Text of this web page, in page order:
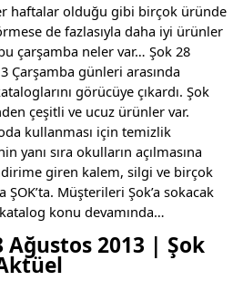
haftalar olduğu gibi birçok üründe
de fazlasıyla daha iyi ürünler
çarşamba neler var… Şok 28
Çarşamba günleri arasında
görücüye çıkardı. Şok
çeşitli ve ucuz ürünler var.
kullanması için temizlik
yanı sıra okulların açılmasına
giren kalem, silgi ve birçok
Müşterileri Şok’a sokacak
konu devamında…
Ağustos 2013 | Şok